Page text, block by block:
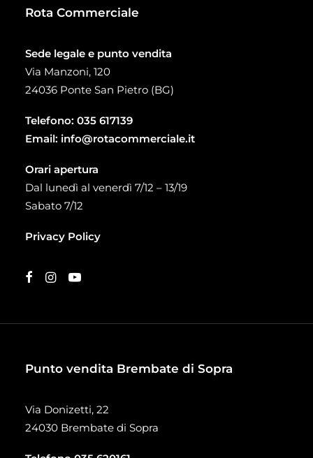
Rota Commerciale
Sede legale e punto vendita
Via Manzoni, 120
24036 Ponte San Pietro (BG)
Telefono: 035 617139
Email: info@rotacommerciale.it
Orari apertura
Dal lunedì al venerdì 7/12 – 13/19
Sabato 7/12
Privacy Policy
Punto vendita Brembate di Sopra
Via Donizetti, 22
24030 Brembate di Sopra